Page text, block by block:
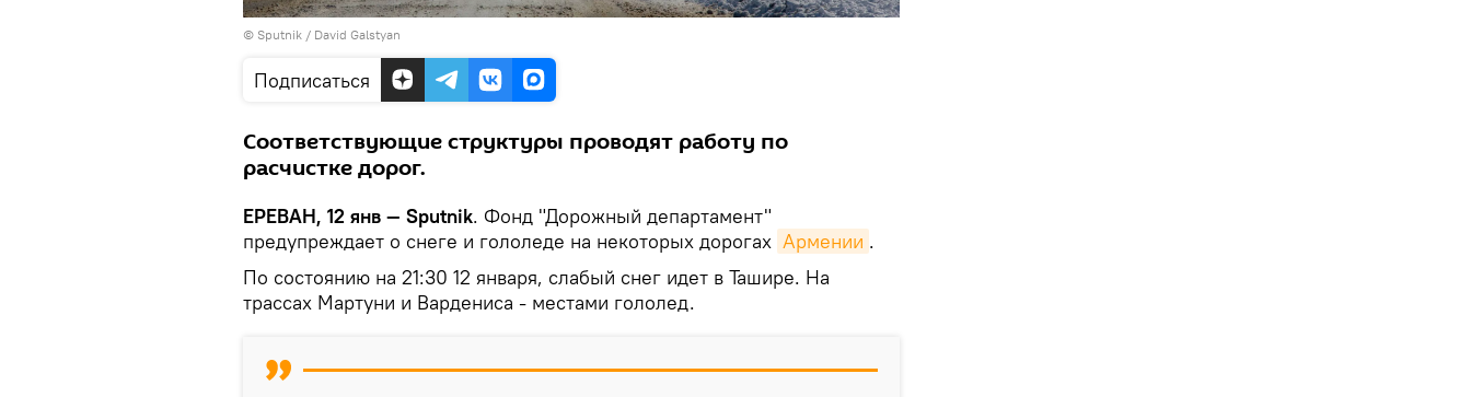
© Sputnik / David Galstyan
Подписаться
Соответствующие структуры проводят работу по
расчистке дорог.
ЕРЕВАН, 12 янв — Sputnik. Фонд "Дорожный департамент"
предупреждает о снеге и гололеде на некоторых дорогах Армении .
По состоянию на 21:30 12 января, слабый снег идет в Ташире. На
трассах Мартуни и Вардениса - местами гололед.